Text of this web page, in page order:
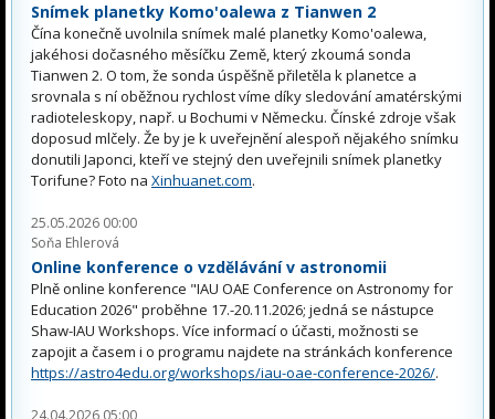
Snímek planetky Komo'oalewa z Tianwen 2
Čína konečně uvolnila snímek malé planetky Komo'oalewa,
jakéhosi dočasného měsíčku Země, který zkoumá sonda
Tianwen 2. O tom, že sonda úspěšně přiletěla k planetce a
srovnala s ní oběžnou rychlost víme díky sledování amatérskými
radioteleskopy, např. u Bochumi v Německu. Čínské zdroje však
doposud mlčely. Že by je k uveřejnění alespoň nějakého snímku
donutili Japonci, kteří ve stejný den uveřejnili snímek planetky
Torifune? Foto na Xinhuanet.com.
25.05.2026 00:00
Soňa Ehlerová
Online konference o vzdělávání v astronomii
Plně online konference "IAU OAE Conference on Astronomy for
Education 2026" proběhne 17.-20.11.2026; jedná se nástupce
Shaw-IAU Workshops. Více informací o účasti, možnosti se
zapojit a časem i o programu najdete na stránkách konference
https://astro4edu.org/workshops/iau-oae-conference-2026/.
24.04.2026 05:00